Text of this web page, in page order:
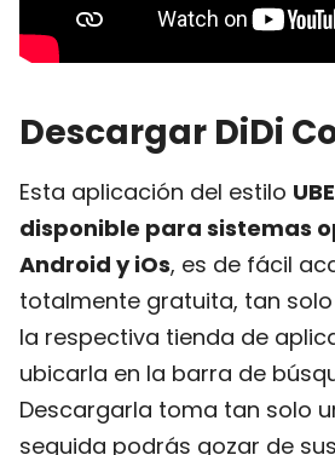
Descargar DiDi
Esta aplicación del estilo
disponible para sistemas
Android y iOs, es de fácil
totalmente gratuita, tan
la respectiva tienda de
ubicarla en la barra de
Descargarla toma tan solo
seguida podrás gozar de